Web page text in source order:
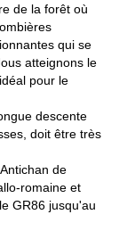
de la forêt où
qui se
atteignons le
pour le
descente
doit être très
de
romaine et
GR86 jusqu'au